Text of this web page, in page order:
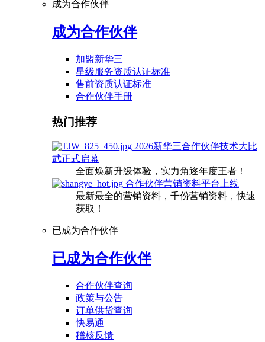
成为合作伙伴
成为合作伙伴
加盟新华三
星级服务资质认证标准
售前资质认证标准
合作伙伴手册
热门推荐
2026新华三合作伙伴技术大比
武正式启幕
全面焕新升级体验，实力角逐年度王者！
合作伙伴营销资料平台上线
最新最全的营销资料，千份营销资料，快速
获取！
已成为合作伙伴
已成为合作伙伴
合作伙伴查询
政策与公告
订单供货查询
快易通
稽核反馈